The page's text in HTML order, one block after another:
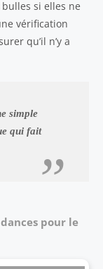
si elles ne
vérification
qu’il n’y a
simple
qui fait
pour le